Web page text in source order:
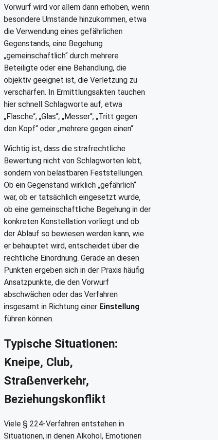
Vorwurf wird vor allem dann erhoben, wenn
besondere Umstände hinzukommen, etwa
die Verwendung eines gefährlichen
Gegenstands, eine Begehung
„gemeinschaftlich“ durch mehrere
Beteiligte oder eine Behandlung, die
objektiv geeignet ist, die Verletzung zu
verschärfen. In Ermittlungsakten tauchen
hier schnell Schlagworte auf, etwa
„Flasche“, „Glas“, „Messer“, „Tritt gegen
den Kopf“ oder „mehrere gegen einen“.
Wichtig ist, dass die strafrechtliche
Bewertung nicht von Schlagworten lebt,
sondern von belastbaren Feststellungen.
Ob ein Gegenstand wirklich „gefährlich“
war, ob er tatsächlich eingesetzt wurde,
ob eine gemeinschaftliche Begehung in der
konkreten Konstellation vorliegt und ob
der Ablauf so bewiesen werden kann, wie
er behauptet wird, entscheidet über die
rechtliche Einordnung. Gerade an diesen
Punkten ergeben sich in der Praxis häufig
Ansatzpunkte, die den Vorwurf
abschwächen oder das Verfahren
insgesamt in Richtung einer Einstellung
führen können.
Typische Situationen:
Kneipe, Club,
Straßenverkehr,
Beziehungskonflikt
Viele § 224-Verfahren entstehen in
Situationen, in denen Alkohol, Emotionen